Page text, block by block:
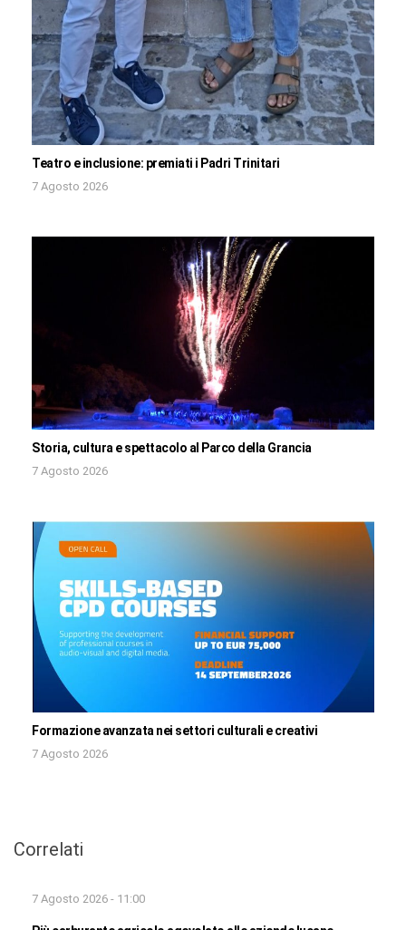
Teatro e inclusione: premiati i Padri Trinitari
7 Agosto 2026
Storia, cultura e spettacolo al Parco della Grancia
7 Agosto 2026
Formazione avanzata nei settori culturali e creativi
7 Agosto 2026
Correlati
7 Agosto 2026 - 11:00